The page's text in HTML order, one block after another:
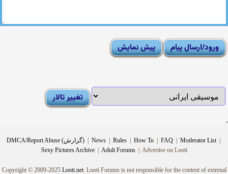
DMCA/Report Abuse (گزارش) | News | Rules | How To | FAQ | Moderator List |
Sexy Pictures Archive | Adult Forums |Advertise on Looti
Copyright © 2009-2025 Looti.net. Looti Forums is not responsible for the content of external